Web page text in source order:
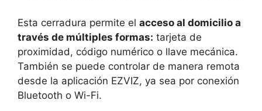
Esta cerradura permite el acceso al domicilio a
través de múltiples formas: tarjeta de
proximidad, código numérico o llave mecánica.
También se puede controlar de manera remota
desde la aplicación EZVIZ, ya sea por conexión
Bluetooth o Wi-Fi.